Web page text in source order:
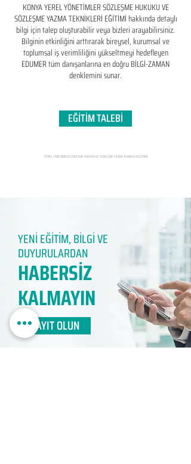
KONYA YEREL YÖNETİMLER SÖZLEŞME HUKUKU VE
SÖZLEŞME YAZMA TEKNİKLERİ EĞİTİMİ hakkında detaylı
bilgi için talep oluşturabilir veya bizleri arayabilirsiniz.
Bilginin etkinliğini arttırarak bireysel, kurumsal ve
toplumsal iş verimliliğini yükseltmeyi hedefleyen​
EDUMER tüm danışanlarına en doğru BİLGİ-ZAMAN
denklemini sunar.
EĞİTİM TALEBİ
YEREL YÖNETİMLER SÖZLEŞME HUKUKU VE SÖZLEŞME YAZMA TEKNİKLERİ EĞİTİMİ
YENİ EĞİTİM, BİLGİ VE
DUYURULARDAN
HABERSİZ
KALMAYIN​
KAYIT OLUN